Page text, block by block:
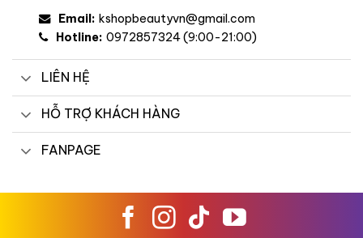
Email: kshopbeautyvn@gmail.com
Hotline: 0972857324 (9:00-21:00)
LIÊN HỆ
HỖ TRỢ KHÁCH HÀNG
FANPAGE